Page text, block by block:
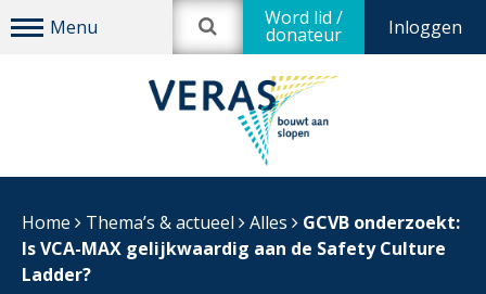
Inloggen
Word lid /
donateur
Home Thema’s & actueel Alles
GCVB onderzoekt:
Is VCA-MAX gelijkwaardig aan de Safety Culture
Ladder?